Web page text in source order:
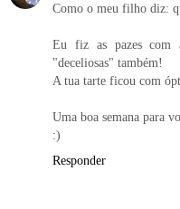
Como o meu filho diz:
Eu fiz as pazes com
"deceliosas" também!
A tua tarte ficou com
Uma boa semana para
:)
Responder